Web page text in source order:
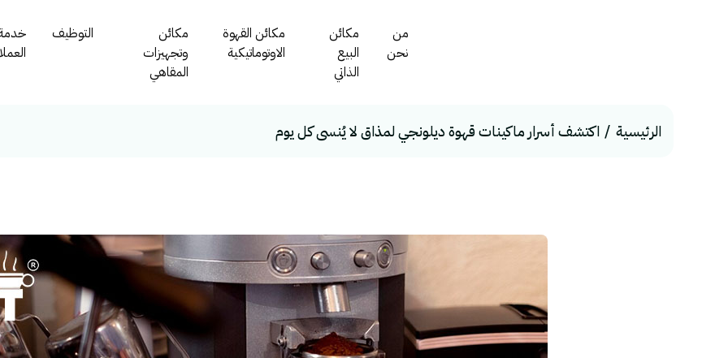
من
نحن
مكائن
البيع
الذاتي
مكائن القهوة
الاوتوماتيكية
مكائن
وتجهيزات
المقاهي
التوظيف
الرئيسية اكتشف أسرار ماكينات قهوة ديلونجي لمذاق لا يُنسى كل يوم